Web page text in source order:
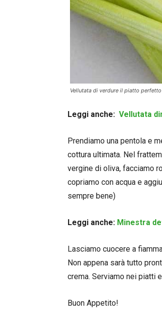
Vellutata di verdure il piatto
Leggi anche: Vellutata
Prendiamo una pentola e
cottura ultimata. Nel
vergine di oliva, facciamo
copriamo con acqua e
sempre bene)
Leggi anche: Minestra
Lasciamo cuocere a
Non appena sarà tutto
crema. Serviamo nei piatti
Buon Appetito!